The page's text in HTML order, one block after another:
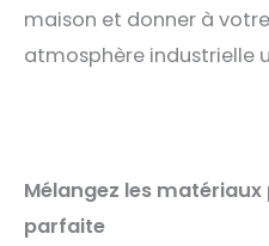
maison et donner à
atmosphère industrielle
Mélangez les
parfaite